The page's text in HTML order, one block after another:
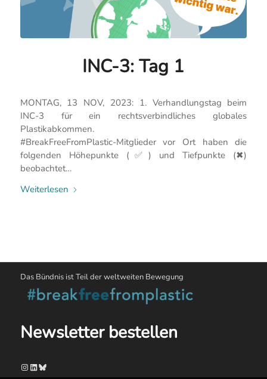
INC-3: Tag 1
MONTAG, 13 NOV, 2023: 1. Verhandlungstag beim
INC-3 für ein rechtsverbindliches globales
Plastikabkommen.
#BreakFreeFromPlastic-Mitglieder vor Ort haben die
folgenden Höhepunkte (✅) und Tiefpunkte (✖)
beobachtet…
Weiterlesen
Das Bündnis ist Teil der weltweiten Bewegung
Newsletter bestellen
Instagram
LinkedIn
Bluesky